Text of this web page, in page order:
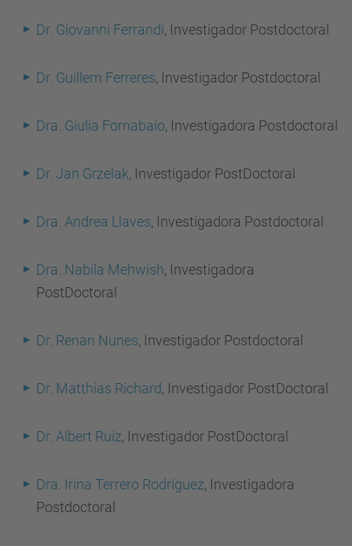
Dr. Giovanni Ferrandi, Investigador Postdoctoral
Dr. Guillem Ferreres, Investigador Postdoctoral
Dra. Giulia Fornabaio, Investigadora Postdoctoral
Dr. Jan Grzelak, Investigador PostDoctoral
Dra. Andrea Llaves, Investigadora Postdoctoral
Dra. Nabila Mehwish, Investigadora
PostDoctoral
Dr. Renan Nunes, Investigador Postdoctoral
Dr. Matthias Richard, Investigador PostDoctoral
Dr. Albert Ruiz, Investigador PostDoctoral
Dra. Irina Terrero Rodríguez, Investigadora
Postdoctoral